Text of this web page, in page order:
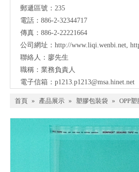
郵遞區號：235
電話：886-2-32344717
傳真：886-2-22221664
公司網址： http://www.liqi.wenbi.net
聯絡人：廖先生
職稱：業務負責人
電子信箱： p1213.p1213@msa.hinet.net
首頁 » 產品展示 » 塑膠包裝袋 » OPP塑